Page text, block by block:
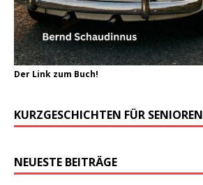
Der Link zum Buch!
KURZGESCHICHTEN FÜR SENIOREN
NEUESTE BEITRÄGE